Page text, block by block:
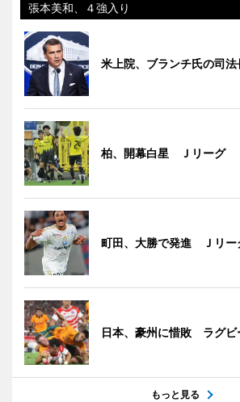
張本美和、４強入り
米上院、ブランチ氏の司
柏、開幕白星 Ｊリーグ
町田、大勝で発進 Ｊリー
日本、豪州に惜敗 ラグビ
もっと見る